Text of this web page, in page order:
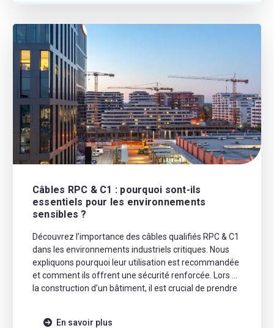
Câbles RPC & C1 : pourquoi sont-ils
essentiels pour les environnements
sensibles ?
Découvrez l’importance des câbles qualifiés RPC & C1
dans les environnements industriels critiques. Nous
expliquons pourquoi leur utilisation est recommandée
et comment ils offrent une sécurité renforcée. Lors de
la construction d’un bâtiment, il est crucial de prendre
En savoir plus